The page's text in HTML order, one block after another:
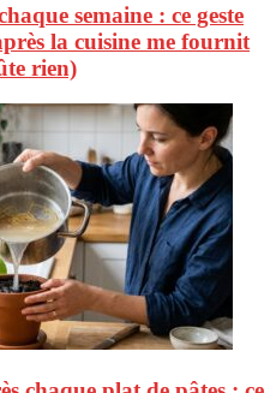
semaine : ce geste
la cuisine me fournit
rien)